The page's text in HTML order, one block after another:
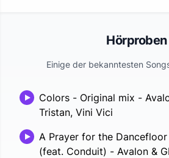
Hörproben
Einige der bekanntesten
Colors - Original mix -
Tristan, Vini Vici
A Prayer for the Dancefloor
(feat. Conduit) - Avalon &